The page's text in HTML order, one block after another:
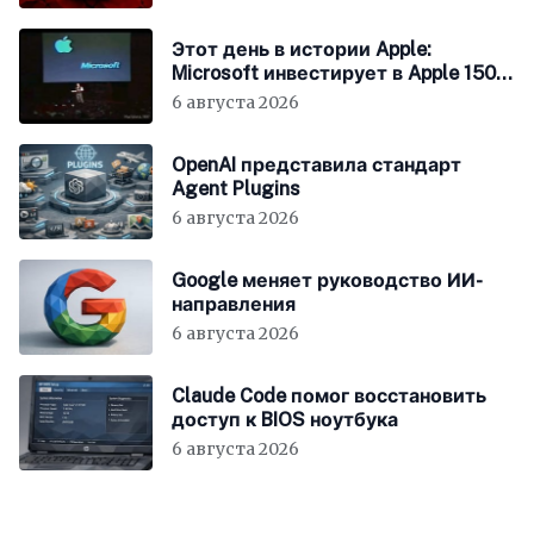
Этот день в истории Apple:
Microsoft инвестирует в Apple 150
миллионов долларов
6 августа 2026
OpenAI представила стандарт
Agent Plugins
6 августа 2026
Google меняет руководство ИИ-
направления
6 августа 2026
Claude Code помог восстановить
доступ к BIOS ноутбука
6 августа 2026